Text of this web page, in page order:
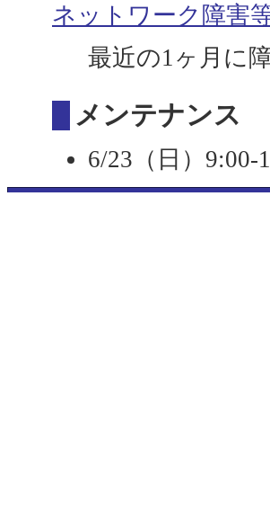
ネットワーク障害
最近の1ヶ月に
メンテナンス
6/23（日）